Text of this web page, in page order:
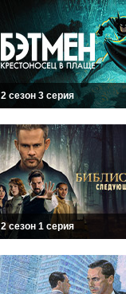
2 сезон 3 серия
2 сезон 1 серия